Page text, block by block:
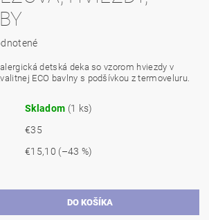
detská dekaso vzorom hviezdy v
ECO bavlny s podšívkou ztermoveluru.
Skladom (1 ks)
€35
€15,10 (–43 %)